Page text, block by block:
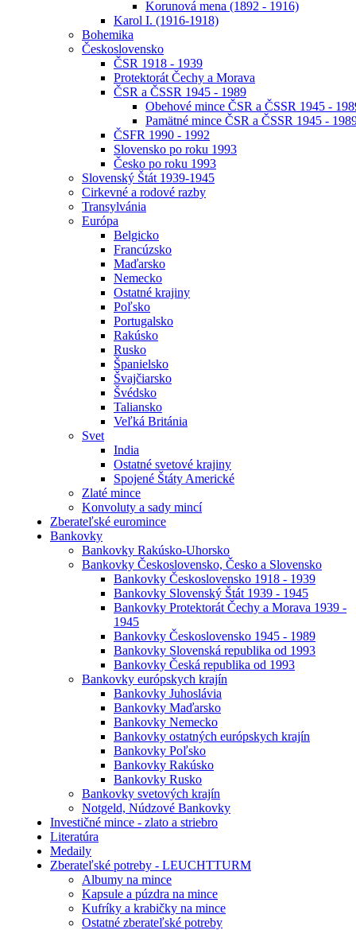
Korunová mena (1892 - 1916)
Karol I. (1916-1918)
Bohemika
Československo
ČSR 1918 - 1939
Protektorát Čechy a Morava
ČSR a ČSSR 1945 - 1989
Obehové mince ČSR a ČSSR 1945 -
Pamätné mince ČSR a ČSSR 1945 -
ČSFR 1990 - 1992
Slovensko po roku 1993
Česko po roku 1993
Slovenský Štát 1939-1945
Cirkevné a rodové razby
Transylvánia
Európa
Belgicko
Francúzsko
Maďarsko
Nemecko
Ostatné krajiny
Poľsko
Portugalsko
Rakúsko
Rusko
Španielsko
Švajčiarsko
Švédsko
Taliansko
Veľká Británia
Svet
India
Ostatné svetové krajiny
Spojené Štáty Americké
Zlaté mince
Konvoluty a sady mincí
Zberateľské euromince
Bankovky
Bankovky Rakúsko-Uhorsko
Bankovky Československo, Česko a Slovensko
Bankovky Československo 1918 - 1939
Bankovky Slovenský Štát 1939 - 1945
Bankovky Protektorát Čechy a Morava 1939 -
1945
Bankovky Československo 1945 - 1989
Bankovky Slovenská republika od 1993
Bankovky Česká republika od 1993
Bankovky európskych krajín
Bankovky Juhoslávia
Bankovky Maďarsko
Bankovky Nemecko
Bankovky ostatných európskych krajín
Bankovky Poľsko
Bankovky Rakúsko
Bankovky Rusko
Bankovky svetových krajín
Notgeld, Núdzové Bankovky
Investičné mince - zlato a striebro
Literatúra
Medaily
Zberateľské potreby - LEUCHTTURM
Albumy na mince
Kapsule a púzdra na mince
Kufríky a krabičky na mince
Ostatné zberateľské potreby